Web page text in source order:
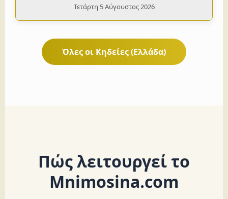
Τετάρτη 5 Αύγουστος 2026
Όλες οι Κηδείες (Ελλάδα)
Πώς λειτουργεί το
Mnimosina.com